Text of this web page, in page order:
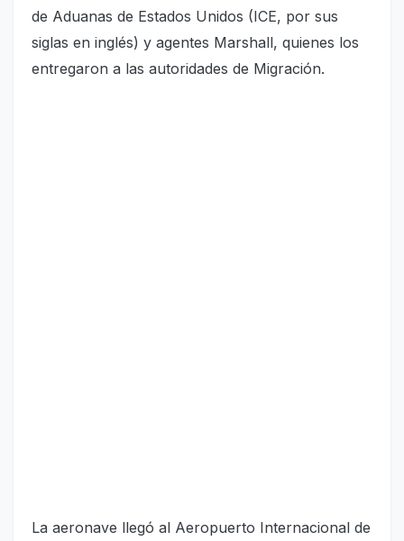
de Aduanas de Estados Unidos (ICE, por sus
siglas en inglés) y agentes Marshall, quienes los
entregaron a las autoridades de Migración.
La aeronave llegó al Aeropuerto Internacional de